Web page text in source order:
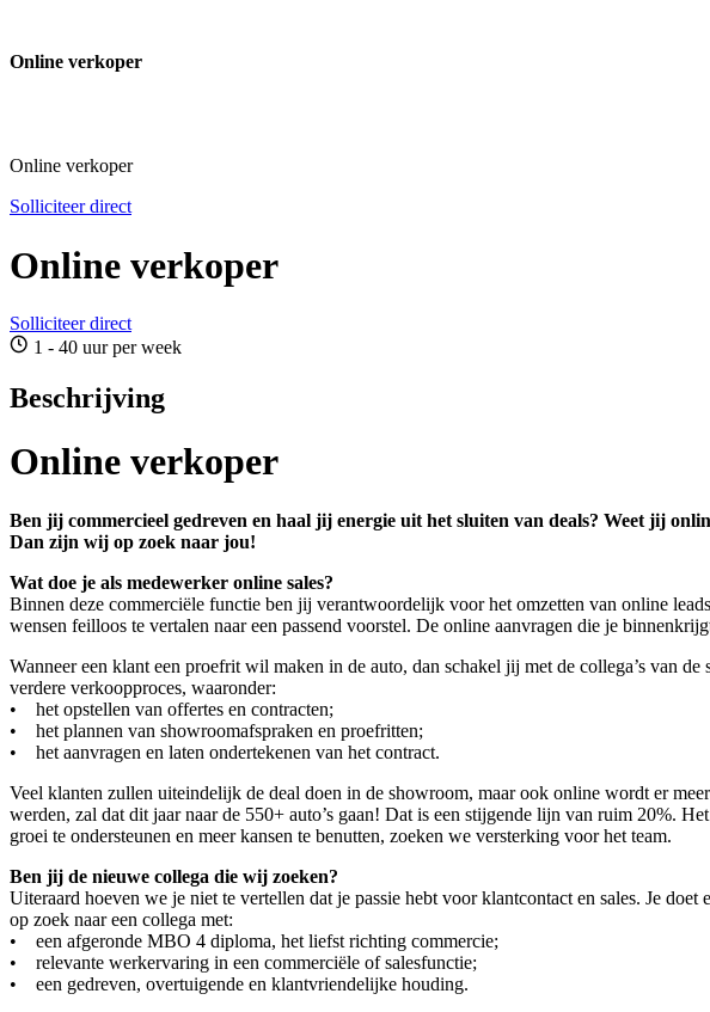
Online verkoper
Online verkoper
Solliciteer direct
Online verkoper
Solliciteer direct
1 - 40 uur per week
Beschrijving
Online verkoper
Ben jij commercieel gedreven en haal jij energie uit het sluiten van deals? Weet jij
Dan zijn wij op zoek naar jou!
Wat doe je als medewerker online sales?
Binnen deze commerciële functie ben jij verantwoordelijk voor het omzetten van online
wensen feilloos te vertalen naar een passend voorstel. De online aanvragen die je
Wanneer een klant een proefrit wil maken in de auto, dan schakel jij met de collega’s van
verdere verkoopproces, waaronder:
• het opstellen van offertes en contracten;
• het plannen van showroomafspraken en proefritten;
• het aanvragen en laten ondertekenen van het contract.
Veel klanten zullen uiteindelijk de deal doen in de showroom, maar ook online wordt er
werden, zal dat dit jaar naar de 550+ auto’s gaan! Dat is een stijgende lijn van ruim 20%.
groei te ondersteunen en meer kansen te benutten, zoeken we versterking voor het team.
Ben jij de nieuwe collega die wij zoeken?
Uiteraard hoeven we je niet te vertellen dat je passie hebt voor klantcontact en sales. Je
op zoek naar een collega met:
• een afgeronde MBO 4 diploma, het liefst richting commercie;
• relevante werkervaring in een commerciële of salesfunctie;
• een gedreven, overtuigende en klantvriendelijke houding.